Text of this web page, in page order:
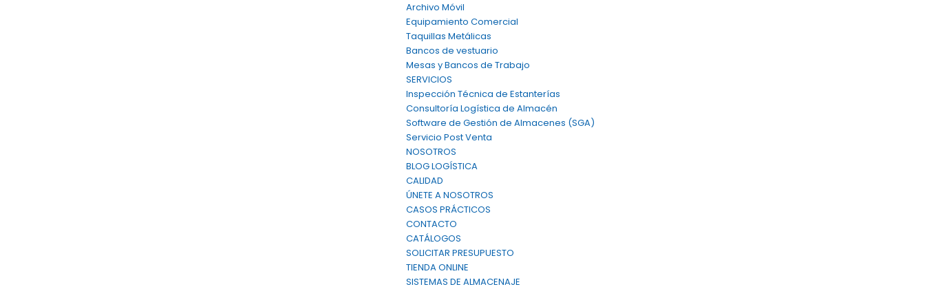
Archivo Móvil
Equipamiento Comercial
Taquillas Metálicas
Bancos de vestuario
Mesas y Bancos de Trabajo
SERVICIOS
Inspección Técnica de Estanterías
Consultoría Logística de Almacén
Software de Gestión de Almacenes (SGA)
Servicio Post Venta
NOSOTROS
BLOG LOGÍSTICA
CALIDAD
ÚNETE A NOSOTROS
CASOS PRÁCTICOS
CONTACTO
CATÁLOGOS
SOLICITAR PRESUPUESTO
TIENDA ONLINE
SISTEMAS DE ALMACENAJE